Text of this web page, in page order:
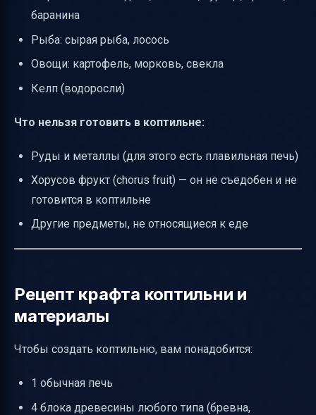
баранина
Рыба: сырая рыба, лосось
Овощи: картофель, морковь, свекла
Келп (водоросли)
Что нельзя готовить в коптильне:
Руды и металлы (для этого есть плавильная печь)
Хорусов фрукт (chorus fruit) — он не съедобен и не
готовится в коптильне
Другие предметы, не относящиеся к еде
Рецепт крафта коптильни и
материалы
Чтобы создать коптильню, вам понадобится:
1 обычная печь
4 блока древесины любого типа (бревна,